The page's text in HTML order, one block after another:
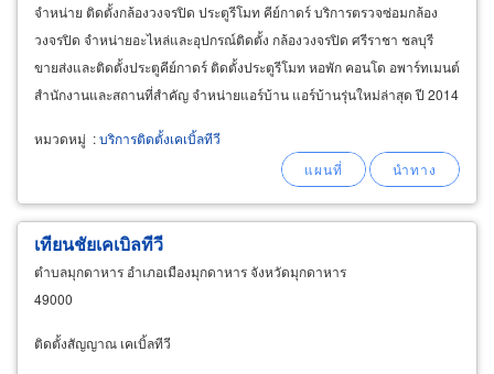
จำหน่าย ติดตั้งกล้องวงจรปิด ประตูรีโมท คีย์กาดร์ บริการตรวจซ่อมกล้อง
วงจรปิด จำหน่ายอะไหล่และอุปกรณ์ติดตั้ง กล้องวงจรปิด ศรีราชา ชลบุรี
ขายส่งและติดตั้งประตูคีย์กาดร์ ติดตั้งประตูรีโมท หอพัก คอนโด อพาร์ทเมนต์
สำนักงานและสถานที่สําคัญ จำหน่ายแอร์บ้าน แอร์บ้านรุ่นใหม่ล่าสุด ปี 2014
หมวดหมู่ :บริการติดตั้งเคเบิ้ลทีวี
เทียนชัยเคเบิลทีวี
ตำบลมุกดาหาร อำเภอเมืองมุกดาหาร จังหวัดมุกดาหาร
49000
ติดตั้งสัญญาณ เคเบิ้ลทีวี